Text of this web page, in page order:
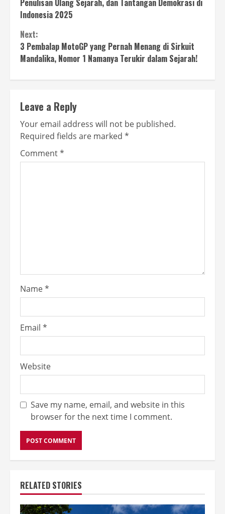
Penulisan Ulang Sejarah, dan Tantangan Demokrasi di
Indonesia 2025
Next:
3 Pembalap MotoGP yang Pernah Menang di Sirkuit
Mandalika, Nomor 1 Namanya Terukir dalam Sejarah!
Leave a Reply
Your email address will not be published.
Required fields are marked *
Comment*
Name*
Email *
Website
Save my name, email, and website in this
browser for the next time I comment.
RELATED STORIES